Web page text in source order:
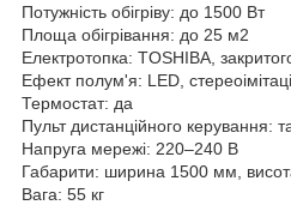
Потужність обігріву: до 1500 Вт
Площа обігрівання: до 25 м2
Електротопка: TOSHIBA,
Ефект полум'я: LED,
Термостат: да
Пульт дистанційного керування:
Напруга мережі: 220–240 В
Габарити: ширина 1500 мм,
Вага: 55 кг